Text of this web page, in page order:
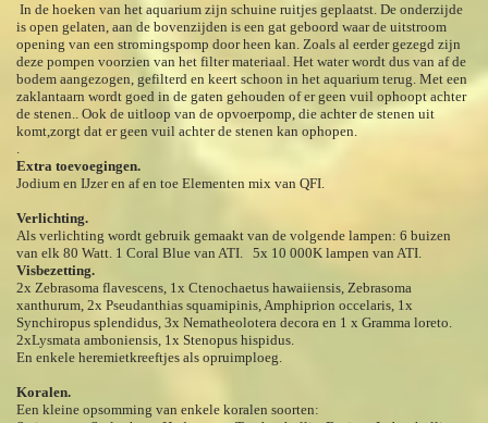
In de hoeken van het aquarium zijn schuine ruitjes geplaatst. De onderzijde
is open gelaten, aan de bovenzijden is een gat geboord waar de uitstroom
opening van een stromingspomp door heen kan. Zoals al eerder gezegd zijn
deze pompen voorzien van het filter materiaal. Het water wordt dus van af de
bodem aangezogen, gefilterd en keert schoon in het aquarium terug. Met een
zaklantaarn wordt goed in de gaten gehouden of er geen vuil ophoopt achter
de stenen.. Ook de uitloop van de opvoerpomp, die achter de stenen uit
komt,zorgt dat er geen vuil achter de stenen kan ophopen.
.
Extra toevoegingen.
Jodium en IJzer en af en toe Elementen mix van QFI.
Verlichting.
Als verlichting wordt gebruik gemaakt van de volgende lampen: 6 buizen
van elk 80 Watt. 1 Coral Blue van ATI. 5x 10 000K lampen van ATI.
Visbezetting.
2x Zebrasoma flavescens, 1x Ctenochaetus hawaiiensis, Zebrasoma
xanthurum, 2x Pseudanthias squamipinis, Amphiprion occelaris, 1x
Synchiropus splendidus, 3x Nematheolotera decora en 1 x Gramma loreto.
2xLysmata amboniensis, 1x Stenopus hispidus.
En enkele heremietkreeftjes als opruimploeg.
Koralen.
Een kleine opsomming van enkele koralen soorten: